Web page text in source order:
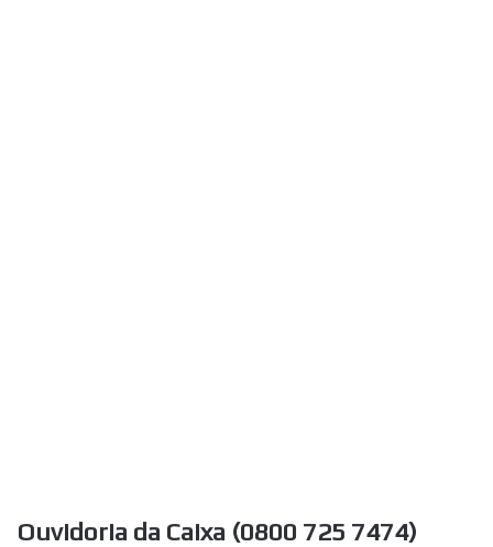
Ouvidoria da Caixa (0800 725 7474)